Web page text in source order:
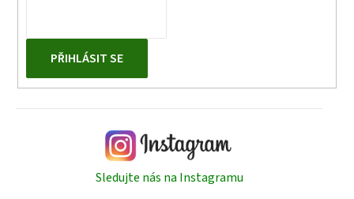
v
ý
i
s
u
PŘIHLÁSIT SE
Sledujte nás na Instagramu